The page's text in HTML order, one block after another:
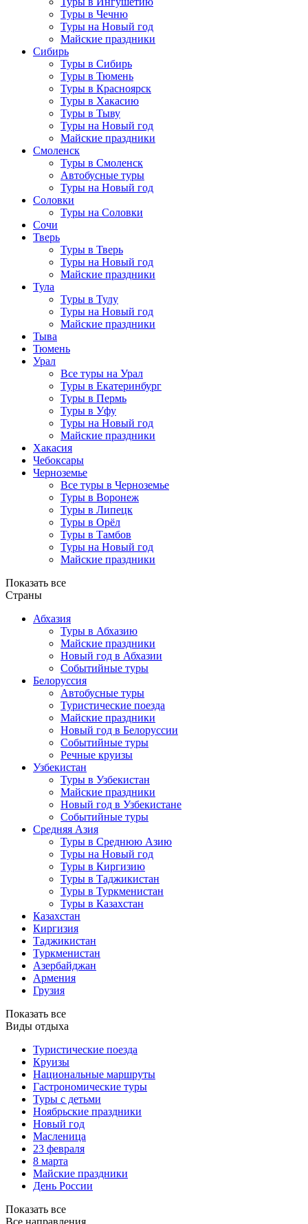
Туры в Чечню
Туры на Новый год
Майские праздники
Сибирь
Туры в Сибирь
Туры в Тюмень
Туры в Красноярск
Туры в Хакасию
Туры в Тыву
Туры на Новый год
Майские праздники
Смоленск
Туры в Смоленск
Автобусные туры
Туры на Новый год
Соловки
Туры на Соловки
Сочи
Тверь
Туры в Тверь
Туры на Новый год
Майские праздники
Тула
Туры в Тулу
Туры на Новый год
Майские праздники
Тыва
Тюмень
Урал
Все туры на Урал
Туры в Екатеринбург
Туры в Пермь
Туры в Уфу
Туры на Новый год
Майские праздники
Хакасия
Чебоксары
Черноземье
Все туры в Черноземье
Туры в Воронеж
Туры в Липецк
Туры в Орёл
Туры в Тамбов
Туры на Новый год
Майские праздники
Показать все
Страны
Абхазия
Туры в Абхазию
Майские праздники
Новый год в Абхазии
Событийные туры
Белоруссия
Автобусные туры
Туристические поезда
Майские праздники
Новый год в Белоруссии
Событийные туры
Речные круизы
Узбекистан
Туры в Узбекистан
Майские праздники
Новый год в Узбекистане
Событийные туры
Средняя Азия
Туры в Среднюю Азию
Туры на Новый год
Туры в Киргизию
Туры в Таджикистан
Туры в Туркменистан
Туры в Казахстан
Казахстан
Киргизия
Таджикистан
Туркменистан
Азербайджан
Армения
Грузия
Показать все
Виды отдыха
Туристические поезда
Круизы
Национальные маршруты
Гастрономические туры
Туры с детьми
Ноябрьские праздники
Новый год
Масленица
23 февраля
8 марта
Майские праздники
День России
Показать все
Все направления